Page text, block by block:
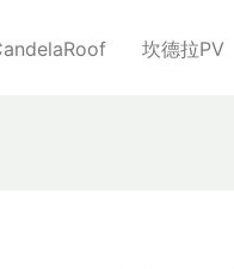
坎德拉PV